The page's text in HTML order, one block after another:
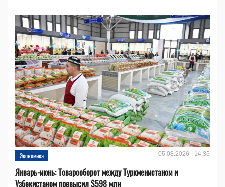
Экономика 05.08.2026 - 14:35
Январь-июнь: Товарооборот между Туркменистаном и
Узбекистаном превысил $598 млн